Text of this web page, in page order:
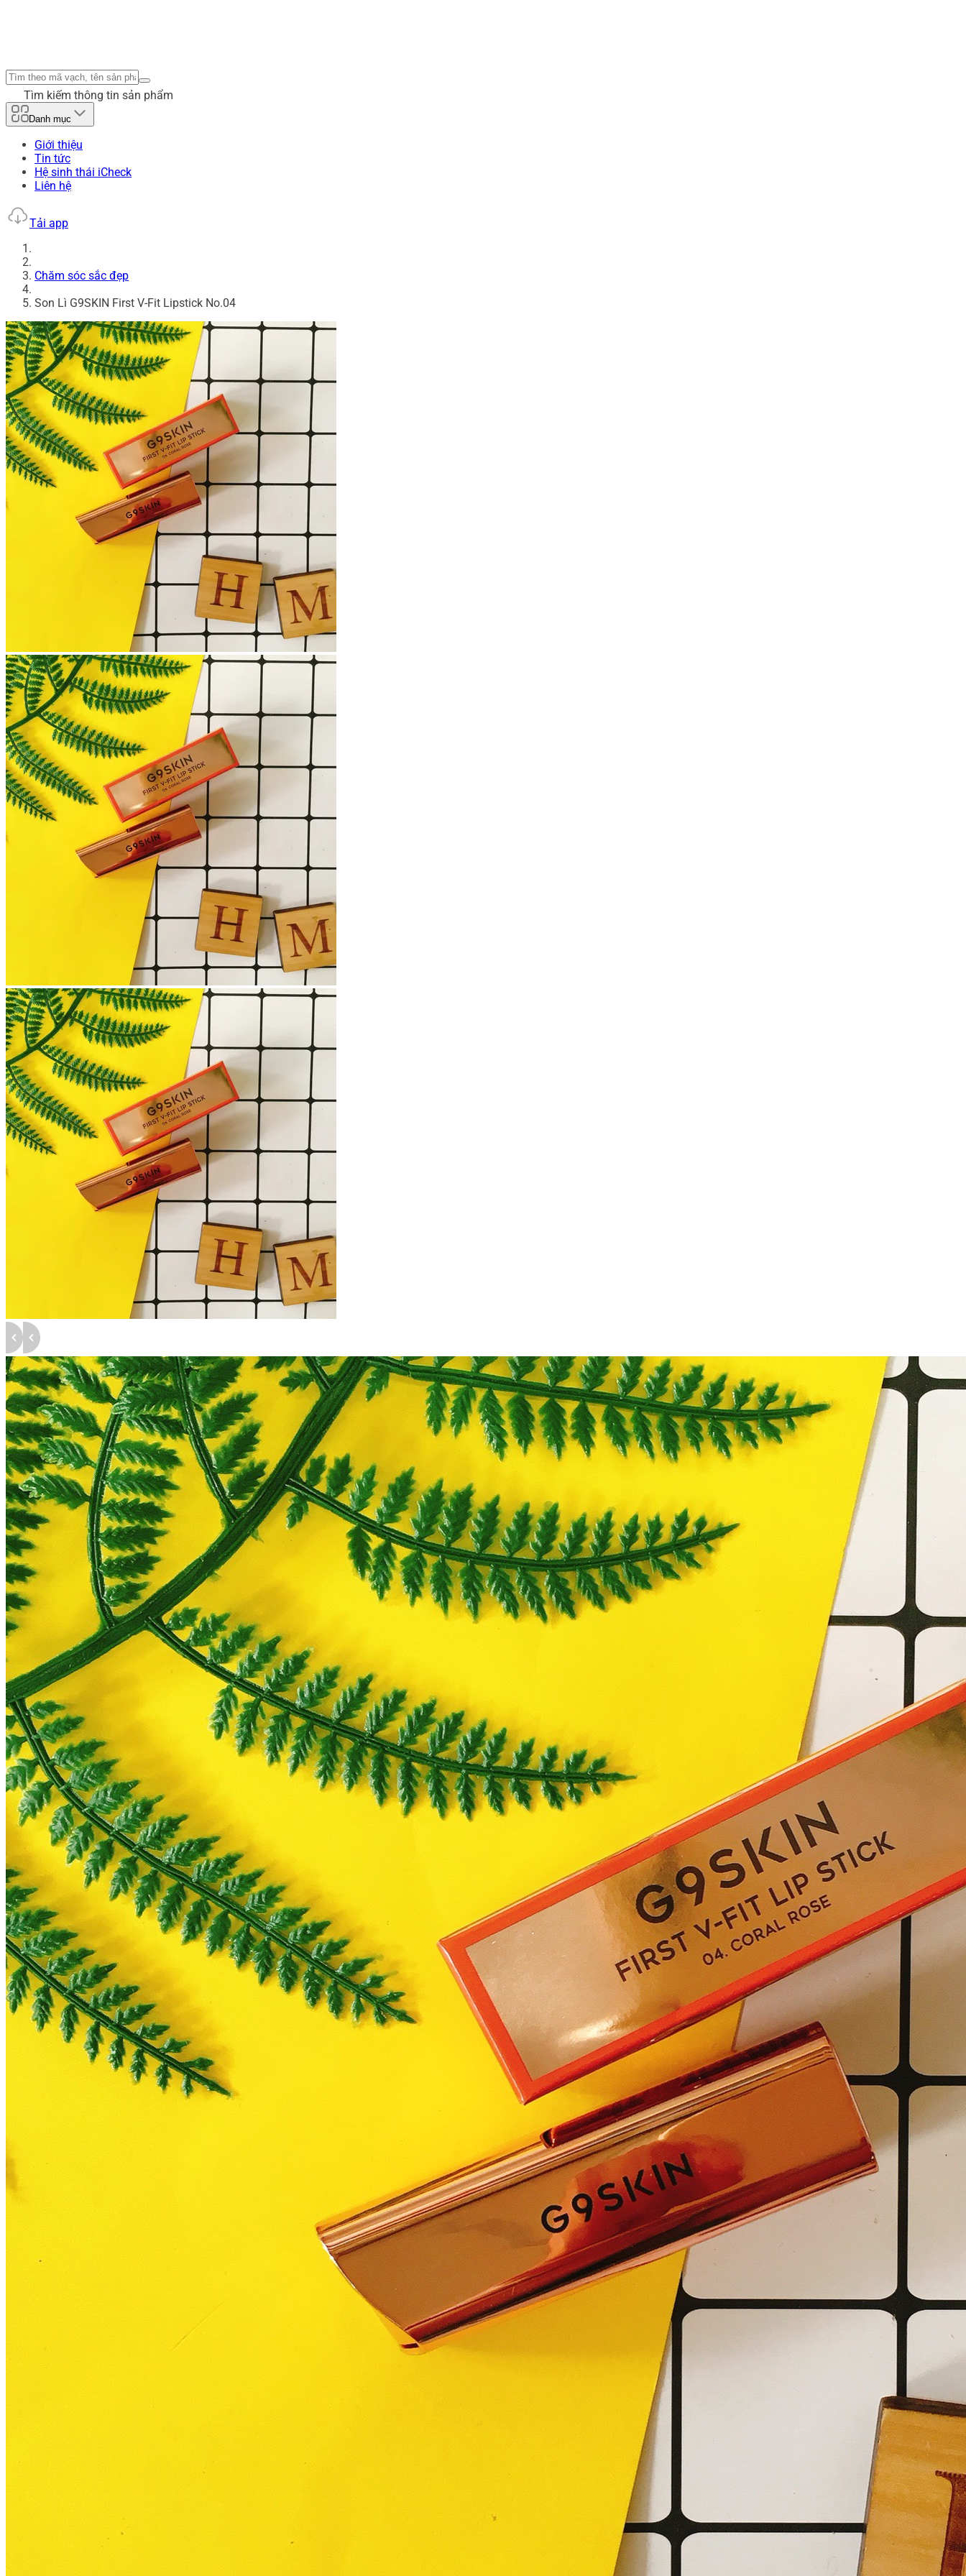
Tìm kiếm thông tin sản phẩm
Danh mục
Giới thiệu
Tin tức
Hệ sinh thái iCheck
Liên hệ
Tải app
Chăm sóc sắc đẹp
Son Lì G9SKIN First V-Fit Lipstick No.04